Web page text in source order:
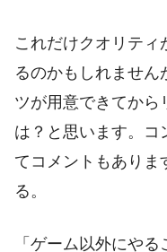
これだけクオリテ
るのかもしれません
ツが用意できてから
は？と思います。コ
てコメントもありま
る。
「ゲーム以外にや